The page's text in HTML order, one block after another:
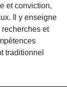
et conviction,
Il y enseigne
et
traditionnel